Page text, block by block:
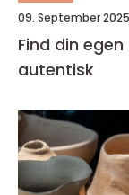
09. September 2025
Find din
autentisk